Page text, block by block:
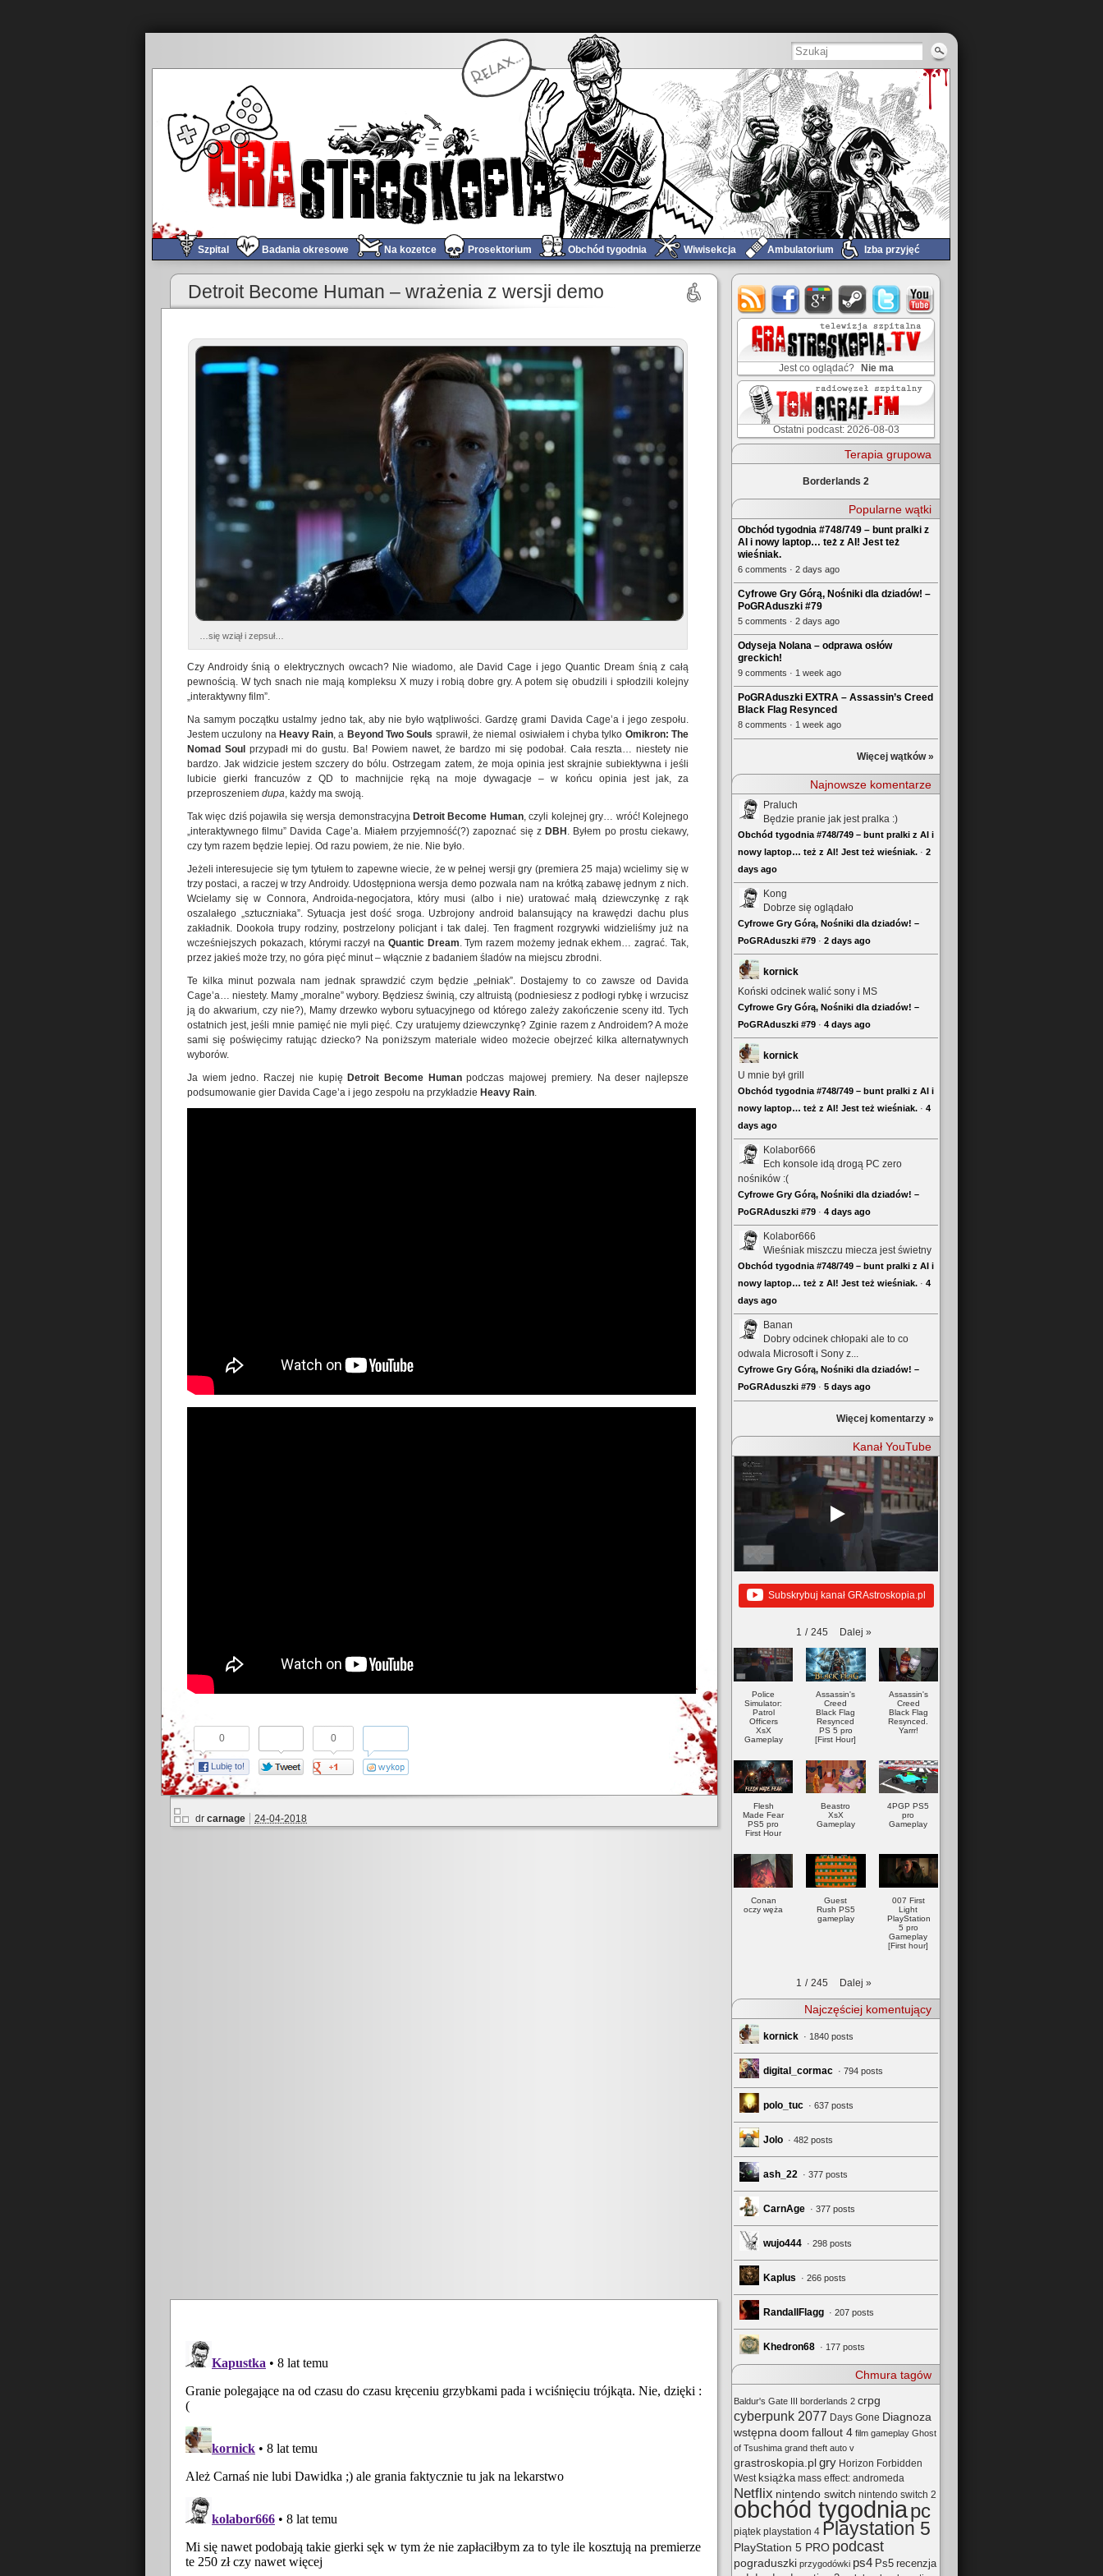
Szpital Badania okresowe Na kozetce Prosektorium Obchód tygodnia Wiwisekcja Ambulatorium Izba przyjęć
Obchód tygodnia #320 Obchód tygodnia #321»
Detroit Become Human – wrażenia z wersji demo
…się wziął i zepsuł…
Czy Androidy śnią o elektrycznych owcach? Nie wiadomo, ale David Cage i jego Quantic Dream śnią z całą
pewnością. W tych snach nie mają kompleksu X muzy i robią dobre gry. A potem się obudzili i spłodzili kolejny
„interaktywny film”.
Na samym początku ustalmy jedno tak, aby nie było wątpliwości. Gardzę grami Davida Cage’a i jego zespołu.
Jestem uczulony na Heavy Rain, a Beyond Two Souls sprawił, że niemal osiwiałem i chyba tylko Omikron: The
Nomad Soulprzypadł mi do gustu. Ba! Powiem nawet, że bardzo mi się podobał. Cała reszta… niestety nie
bardzo. Jak widzicie jestem szczery do bólu. Ostrzegam zatem, że moja opinia jest skrajnie subiektywna i jeśli
lubicie gierki francuzów z QD to machnijcie ręką na moje dywagacje – w końcu opinia jest jak, za
przeproszeniem dupa, każdy ma swoją.
Tak więc dziś pojawiła się wersja demonstracyjna Detroit Become Human, czyli kolejnej gry… wróć! Kolejnego
„interaktywnego filmu” Davida Cage’a. Miałem przyjemność(?) zapoznać się zDBH. Byłem po prostu ciekawy,
czy tym razem będzie lepiej. Od razu powiem, że nie. Nie było.
Jeżeli interesujecie się tym tytułem to zapewne wiecie, że w pełnej wersji gry (premiera 25 maja) wcielimy się w
trzy postaci, a raczej w trzy Androidy. Udostępniona wersja demo pozwala nam na krótką zabawę jednym z nich.
Wcielamy się w Connora, Androida-negocjatora, który musi (albo i nie) uratować małą dziewczynkę z rąk
oszalałego „sztuczniaka”. Sytuacja jest dość sroga. Uzbrojony android balansujący na krawędzi dachu plus
zakładnik. Dookoła trupy rodziny, postrzelony policjant i tak dalej. Ten fragment rozgrywki widzieliśmy już na
wcześniejszych pokazach, którymi raczył na Quantic Dream. Tym razem możemy jednak ekhem… zagrać. Tak,
przez jakieś może trzy, no góra pięć minut – włącznie z badaniem śladów na miejscu zbrodni.
Te kilka minut pozwala nam jednak sprawdzić czym będzie „pełniak”. Dostajemy to co zawsze od Davida
Cage’a… niestety. Mamy „moralne” wybory. Będziesz świnią, czy altruistą (podniesiesz z podłogi rybkę i wrzucisz
ją do akwarium, czy nie?), Mamy drzewko wyboru sytuacyjnego od którego zależy zakończenie sceny itd. Tych
ostatnich jest, jeśli mnie pamięć nie myli pięć. Czy uratujemy dziewczynkę? Zginie razem z Androidem? A może
sami się poświęcimy ratując dziecko? Na poniższym materiale wideo możecie obejrzeć kilka alternatywnych
wyborów.
Ja wiem jedno. Raczej nie kupięDetroit Become Humanpodczas majowej premiery. Na deser najlepsze
podsumowanie gier Davida Cage’a i jego zespołu na przykładzie Heavy Rain.
0
Lubię to!
0
dr carnage 24-04-2018
Jest co oglądać? Nie ma
Ostatni podcast: 2026-08-03
Terapia grupowa
Borderlands 2
Popularne wątki
Obchód tygodnia #748/749 – bunt pralki z
AI i nowy laptop… też z AI! Jest też
wieśniak.
6 comments · 2 days ago
Cyfrowe Gry Górą, Nośniki dla dziadów! –
PoGRAduszki #79
5 comments · 2 days ago
Odyseja Nolana – odprawa osłów
greckich!
9 comments · 1 week ago
PoGRAduszki EXTRA – Assassin’s Creed
Black Flag Resynced
8 comments · 1 week ago
Więcej wątków »
Najnowsze komentarze
Praluch
Będzie pranie jak jest pralka :)
Obchód tygodnia #748/749 – bunt pralki z AI i
nowy laptop… też z AI! Jest też wieśniak. · 2
days ago
Kong
Dobrze się oglądało
Cyfrowe Gry Górą, Nośniki dla dziadów! –
PoGRAduszki #79 · 2 days ago
kornick
Koński odcinek walić sony i MS
Cyfrowe Gry Górą, Nośniki dla dziadów! –
PoGRAduszki #79 · 4 days ago
kornick
U mnie był grill
Obchód tygodnia #748/749 – bunt pralki z AI i
nowy laptop… też z AI! Jest też wieśniak. · 4
days ago
Kolabor666
Ech konsole idą drogą PC zero
nośników :(
Cyfrowe Gry Górą, Nośniki dla dziadów! –
PoGRAduszki #79 · 4 days ago
Kolabor666
Wieśniak miszczu miecza jest świetny
Obchód tygodnia #748/749 – bunt pralki z AI i
nowy laptop… też z AI! Jest też wieśniak. · 4
days ago
Banan
Dobry odcinek chłopaki ale to co
odwala Microsoft i Sony z...
Cyfrowe Gry Górą, Nośniki dla dziadów! –
PoGRAduszki #79 · 5 days ago
Więcej komentarzy »
Kanał YouTube
Subskrybuj kanał GRAstroskopia.pl
1 / 245 Dalej »
Police
Simulator:
Patrol
Officers
XsX
Gameplay
Assassin's
Creed
Black Flag
Resynced
PS 5 pro
[First Hour]
Assassin's
Creed
Black Flag
Resynced.
Yarrr!
Flesh
Made Fear
PS5 pro
First Hour
Beastro
XsX
Gameplay
4PGP PS5
pro
Gameplay
Conan
oczy węża
Guest
Rush PS5
gameplay
007 First
Light
PlayStation
5 pro
Gameplay
[First hour]
1 / 245 Dalej »
Najczęściej komentujący
kornick · 1840 posts
digital_cormac · 794 posts
polo_tuc · 637 posts
Jolo · 482 posts
ash_22 · 377 posts
CarnAge · 377 posts
wujo444 · 298 posts
Kaplus · 266 posts
RandallFlagg · 207 posts
Khedron68 · 177 posts
Chmura tagów
Baldur's Gate III borderlands 2 crpg
cyberpunk 2077 Days Gone Diagnoza
wstępnadoom fallout 4 film gameplay Ghost
of Tsushima grand theft auto v
grastroskopia.pl gry Horizon Forbidden
West książka mass effect: andromeda
Netflix nintendo switch nintendo switch 2
obchód tygodniapc
piątek playstation 4 Playstation 5
PlayStation 5 PRO podcast
pograduszki przygodówki ps4 Ps5 recenzja